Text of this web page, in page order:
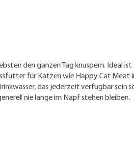
den ganzen Tag knuspern. Ideal
für Katzen wie Happy Cat Meat
das jederzeit verfügbar sein
nie lange im Napf stehen bleiben.